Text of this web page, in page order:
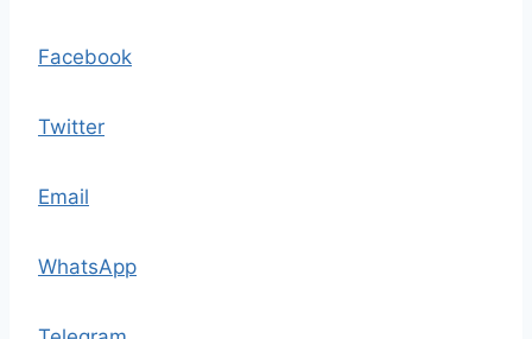
Facebook
Twitter
Email
WhatsApp